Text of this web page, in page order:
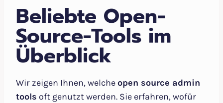
Beliebte Open-
Source-Tools im
Überblick
Wir zeigen Ihnen, welcheopen source admin
tools oft genutzt werden. Sie erfahren, wofür